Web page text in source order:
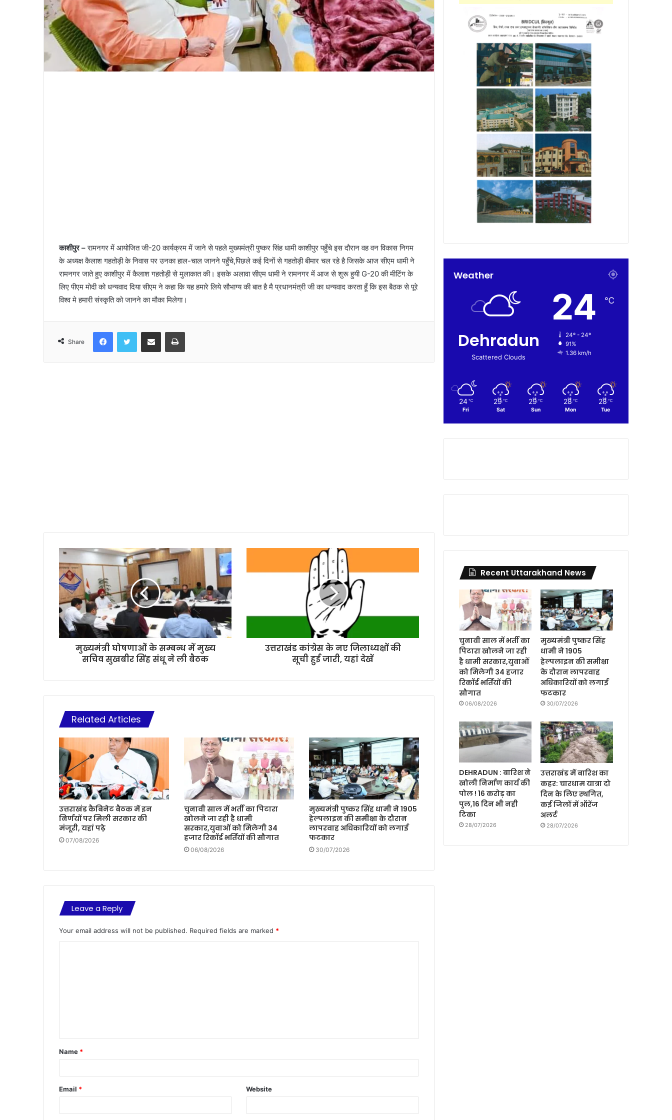
काशीपुर –रामनगर में आयोजित जी-20 कार्यक्रम में जाने से पहले मुख्यमंत्री पुष्कर सिंह धामी काशीपुर पहुँचे इस दौरान वह वन विकास निगम
के अध्यक्ष कैलाश गहतोड़ी के निवास पर उनका हाल-चाल जानने पहुँचे,पिछले कई दिनों से गहतोड़ी बीमार चल रहे है जिसके आज सीएम धामी ने
रामनगर जाते हुए काशीपुर में कैलाश गहतोड़ी से मुलाकात की। इसके अलावा सीएम धामी ने रामनगर में आज से शुरू हुयी G-20 की मीटिंग के
लिए पीएम मोदी को धन्यवाद दिया सीएम ने कहा कि यह हमारे लिये सौभाग्य की बात है मै प्रधानमंत्री जी का धन्यवाद करता हूँ कि इस बैठक से पूरे
विश्व मे हमारी संस्कृति को जानने का मौका मिलेगा।
Share
मुख्यमंत्री घोषणाओं के सम्बन्ध में मुख्य
सचिव सुखबीर सिंह संधू ने ली बैठक
उत्तराखंड कांग्रेस के नए जिलाध्यक्षों की
सूची हुई जारी, यहां देखें
Related Articles
उत्तराखंड कैबिनेट बैठक में इन
निर्णयों पर मिली सरकार की
मंजूरी, यहां पढ़े
07/08/2026
चुनावी साल में भर्ती का पिटारा
खोलने जा रही है धामी
सरकार,युवाओं को मिलेगी 34
हजार रिकॉर्ड भर्तियों की सौगात
06/08/2026
मुख्यमंत्री पुष्कर सिंह धामी ने 1905
हेल्पलाइन की समीक्षा के दौरान
लापरवाह अधिकारियों को लगाई
फटकार
30/07/2026
Leave a Reply
Your email address will not be published. Required fields are marked *
t
*
Name *
Email * Website
Weather
Dehradun
Scattered Clouds
24 ℃
24º - 24º
91%
1.36 km/h
24 ℃
Fri
29 ℃
Sat
29 ℃
Sun
28 ℃
Mon
28 ℃
Tue
Recent Uttarakhand News
चुनावी साल में भर्ती का
पिटारा खोलने जा रही
है धामी सरकार,युवाओं
को मिलेगी 34 हजार
रिकॉर्ड भर्तियों की
सौगात
06/08/2026
मुख्यमंत्री पुष्कर सिंह
धामी ने 1905
हेल्पलाइन की समीक्षा
के दौरान लापरवाह
अधिकारियों को लगाई
फटकार
30/07/2026
DEHRADUN : बारिश ने
खोली निर्माण कार्य की
पोल ! 16 करोड़ का
पुल,16 दिन भी नही
टिका
28/07/2026
उत्तराखंड में बारिश का
कहर: चारधाम यात्रा दो
दिन के लिए स्थगित,
कई जिलों में ऑरेंज
अलर्ट
28/07/2026